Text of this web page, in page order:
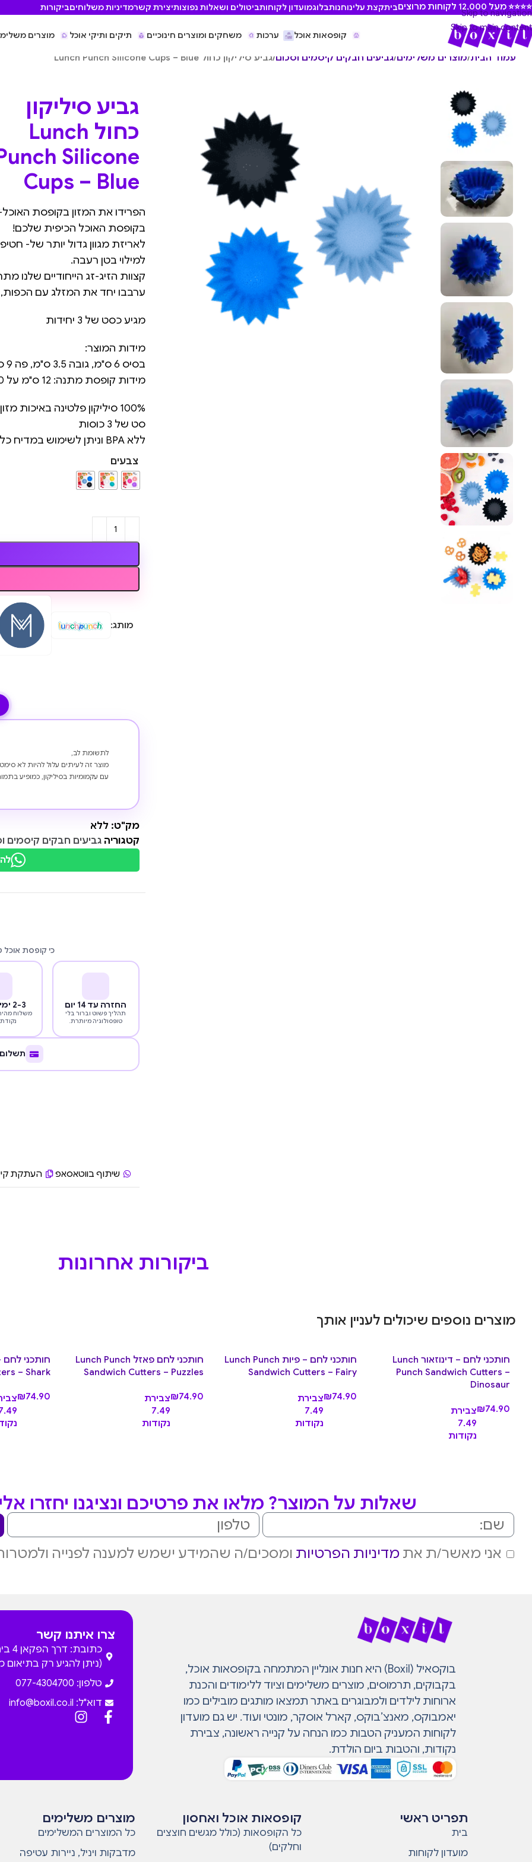
Skip to navigation
Skip to main content
מעל 12,000 לקוחות מרוצים ביתקצת עלינוחנותבלוגמועדון לקוחותביטולים ושאלות נפוצותיצירת קשרמדיניות משלוחיםביקורות
קופסאות אוכל ערכות משחקים ומוצרים חינוכיים תיקים ותיקי אוכל מוצרים
עמוד הבית/מוצרים משלימים/גביעים חבקים קיסמים וסכום/גביע סיליקון כחול Lunch Punch Silicone Cups – Blue
גביע סיליקון
כחול Lunch
Silicone
Cups – Blue
הפרידו את המזון בקופסת
בקופסת האוכל הכיפית שלכם!
לאריזת מגוון גדול יותר של-
למילוי בטן רעבה.
קצוות הזיג-זג הייחודיים שלנו
ערבבו יחד את המזלג עם הכפות,
מגיע כסט של 3 יחידות
מידות המוצר:
בסיס 6 ס"מ, גובה 3.5 ס"מ, פה 9 ס"מ.
מידות קופסת מתנה: 12 ס"מ על 10 ס"מ על 3.5 ס"מ
100% סיליקון פלטינה באיכות מזון
סט של 3 כוסות
ללא BPA וניתן לשימוש במדיח כלים
צבעים
מותג:
לתשומת לב,
מוצר זה לעיתים עלול להיות לא
עם עקמומיות בסיליקון, כמופיע
מק"ט: ללא
קטגוריה גביעים חבקים קיסמים
כי קופסת
החזרה עד 14 יום
תהליך פשוט וברור בלי
טופסולוגיה מיותרת.
2-3 ימי עסקים
משלוח
שיתוף בווטאסאפ העתקת
ביקורות אחרונות
מוצרים נוספים שיכולים לעניין אותך
חותכני לחם – דינוזאור Lunch
Punch Sandwich Cutters –
Dinosaur
₪74.90
צבירת
7.49
נקודות
חותכני לחם – פיות Lunch Punch
Sandwich Cutters – Fairy
₪74.90
צבירת
7.49
נקודות
חותכני לחם פאזל Lunch Punch
Sandwich Cutters – Puzzles
₪74.90
צבירת
7.49
נקודות
– Shark
₪74.90
שאלות על המוצר? מלאו את פרטיכם ונציגנו יחזרו
אני מאשר/ת את מדיניות הפרטיות ומסכים/ה שהמידע ישמש למענה לפנייה
בוקסאיל (Boxil) היא חנות אונליין המתמחה בקופסאות אוכל,
בקבוקים, תרמוסים, מוצרים משלימים וציוד ללימודים והכנת
ארוחות לילדים ולמבוגרים באתר תמצאו מותגים מובילים כמו
יאמבוקס, מאנצ’בוקס, קארל אוסקר, מונטי ועוד. יש גם מועדון
לקוחות המעניק הטבות כמו הנחה על קנייה ראשונה, צבירת
נקודות, והטבות ביום הולדת.
צרו איתנו קשר
(ניתן להגיע רק
טלפון: 077-4304700
דוא"ל: info@boxil.co.il
תפריט ראשי
בית
מועדון לקוחות
קופסאות אוכל ואחסון
כל הקופסאות (כולל מגשים חוצצים
וחלקים)
מוצרים משלימים
כל המוצרים המשלימים
מדבקות ויניל, ניירות עטיפה